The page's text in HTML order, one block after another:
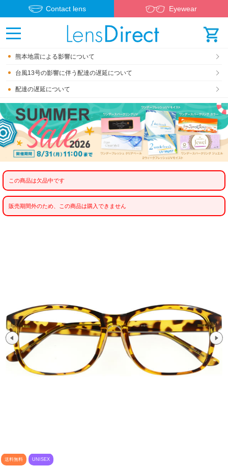
Contact lens Eyewear
熊本地震による影響について
台風13号の影響に伴う配達の遅延について
配達の遅延について
この商品は欠品中です
販売期間外のため、この商品は購入できません
送料無料 UNISEX